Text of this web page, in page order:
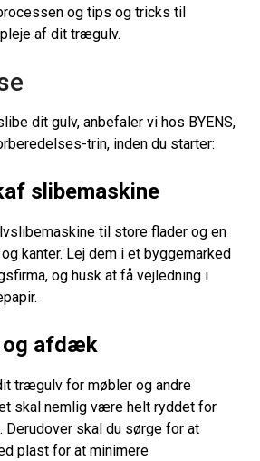
og tips og tricks til
af dit trægulv.
dit gulv, anbefaler vi hos BYENS,
trin, inden du starter:
slibemaskine
til store flader og en
kanter. Lej dem i et byggemarked
og husk at få vejledning i
og afdæk
trægulv for møbler og andre
skal nemlig være helt ryddet for
Derudover skal du sørge for at
plast for at minimere